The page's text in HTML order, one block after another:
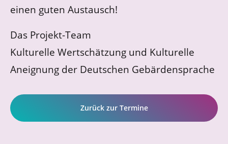
einen guten Austausch!
Das Projekt-Team
Kulturelle Wertschätzung und Kulturelle
Aneignung der Deutschen Gebärdensprache
Zurück zur Termine